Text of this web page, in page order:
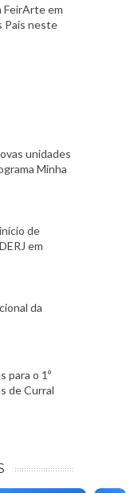
FeirArte em
Pais neste
unidades
Minha
de
em
da
para o 1º
de Curral